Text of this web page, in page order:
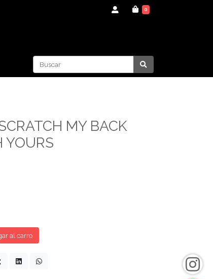
0
MY BACK
YOURS
al carro